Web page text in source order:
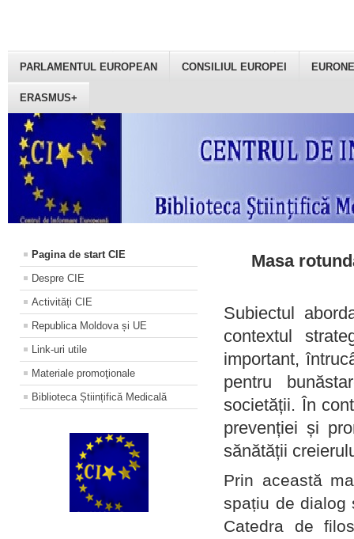
PARLAMENTUL EUROPEAN CONSILIUL EUROPEI
ERASMUS+
Pagina de start CIE
Despre CIE
Activități CIE
Republica Moldova și UE
Link-uri utile
Materiale promoţionale
Biblioteca Științifică Medicală
Masa
Subiectul
contextul
important,
pentru
societății. În
prevenției și
sănătății
Prin această
spațiu de dialog
Catedra de